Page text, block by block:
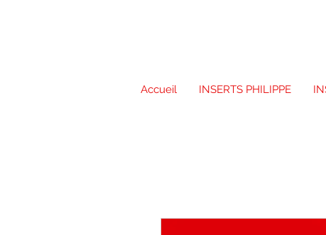
Accueil INSERTS PHILIPPE